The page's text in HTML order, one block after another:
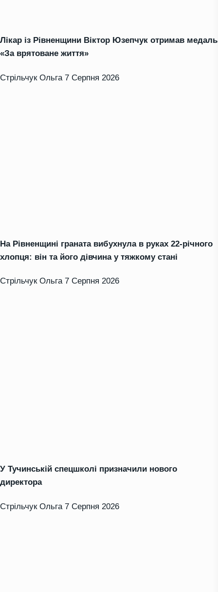
Лікар із Рівненщини Віктор Юзепчук отримав медаль
«За врятоване життя»
Стрільчук Ольга 7 Серпня 2026
На Рівненщині граната вибухнула в руках 22-річного
хлопця: він та його дівчина у тяжкому стані
Стрільчук Ольга 7 Серпня 2026
У Тучинській спецшколі призначили нового
директора
Стрільчук Ольга 7 Серпня 2026